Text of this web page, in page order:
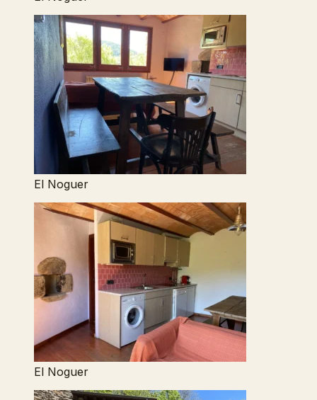
El Noguer
El Noguer